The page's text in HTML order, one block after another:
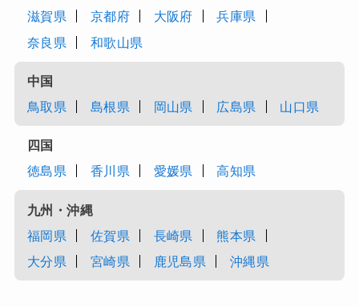
滋賀県
京都府 大阪府
兵庫県
奈良県
和歌山県
中国
鳥取県
島根県 岡山県 広島県 山口県
四国
徳島県
香川県 愛媛県 高知県
九州・沖縄
福岡県
佐賀県 長崎県
熊本県
大分県
宮崎県 鹿児島県 沖縄県